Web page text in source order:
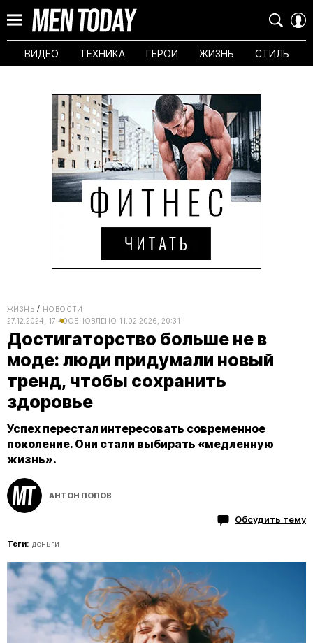
ВИДЕО ТЕХНИКА ГЕРОИ ЖИЗНЬ СТИЛЬ
ЖИЗНЬ
НОВОСТИ
27.12.2024, 17:40ОБНОВЛЕНО 11.02.2026, 20:31
Достигаторство больше не в
моде: люди придумали новый
тренд, чтобы сохранить
здоровье
Успех перестал интересовать современное
поколение. Они стали выбирать «медленную
жизнь».
АНТОН ПОПОВ
Обсудить тему
Теги: деньги